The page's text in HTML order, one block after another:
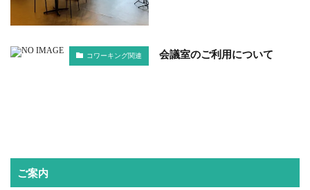
コワーキング関連 会議室のご利用について
ご案内